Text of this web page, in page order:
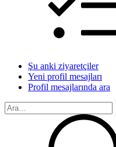
Şu anki ziyaretçiler
Yeni profil mesajları
Profil mesajlarında ara